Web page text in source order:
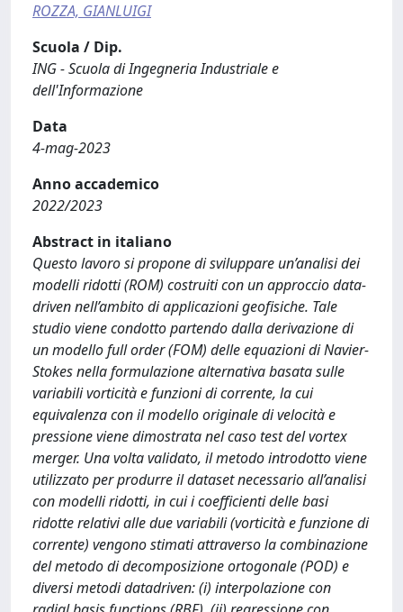
ROZZA, GIANLUIGI
Scuola / Dip.
ING - Scuola di Ingegneria Industriale e
dell'Informazione
Data
4-mag-2023
Anno accademico
2022/2023
Abstract in italiano
Questo lavoro si propone di sviluppare un’analisi dei
modelli ridotti (ROM) costruiti con un approccio data-
driven nell’ambito di applicazioni geofisiche. Tale
studio viene condotto partendo dalla derivazione di
un modello full order (FOM) delle equazioni di Navier-
Stokes nella formulazione alternativa basata sulle
variabili vorticità e funzioni di corrente, la cui
equivalenza con il modello originale di velocità e
pressione viene dimostrata nel caso test del vortex
merger. Una volta validato, il metodo introdotto viene
utilizzato per produrre il dataset necessario all’analisi
con modelli ridotti, in cui i coefficienti delle basi
ridotte relativi alle due variabili (vorticità e funzione di
corrente) vengono stimati attraverso la combinazione
del metodo di decomposizione ortogonale (POD) e
diversi metodi datadriven: (i) interpolazione con